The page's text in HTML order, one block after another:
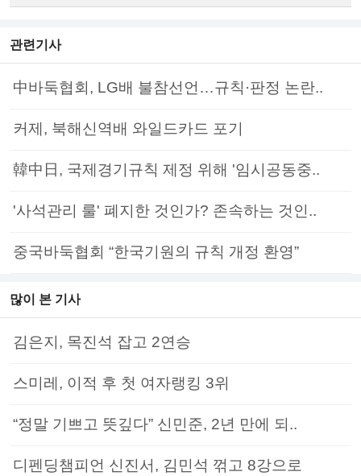
관련기사
中바둑협회, LG배 불참선언…규칙·판정 논란..
커제, 북해신역배 와일드카드 포기
韓中日, 국제경기규칙 제정 위해 '임시공동중..
'사석관리 룰' 폐지한 것인가? 존속하는 것인..
중국바둑협회 “한국기원의 규칙 개정 환영”
많이 본 기사
김은지, 목진석 잡고 2연승
스미레, 이적 후 첫 여자랭킹 3위
“정말 기쁘고 뜻깊다” 신민준, 2년 만에 되..
디펜딩챔피언 신진서, 김민석 꺾고 8강으로